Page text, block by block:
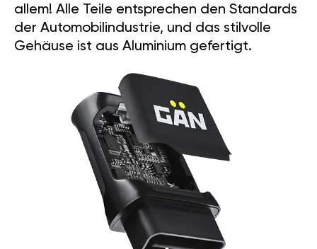
allem! Alle Teile entsprechen den Standards
der Automobilindustrie, und das stilvolle
Gehäuse ist aus Aluminium gefertigt.